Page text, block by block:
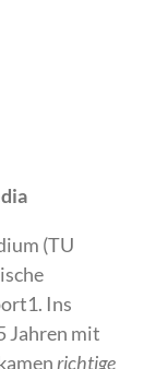
(TU
Ins
Jahren mit
richtige